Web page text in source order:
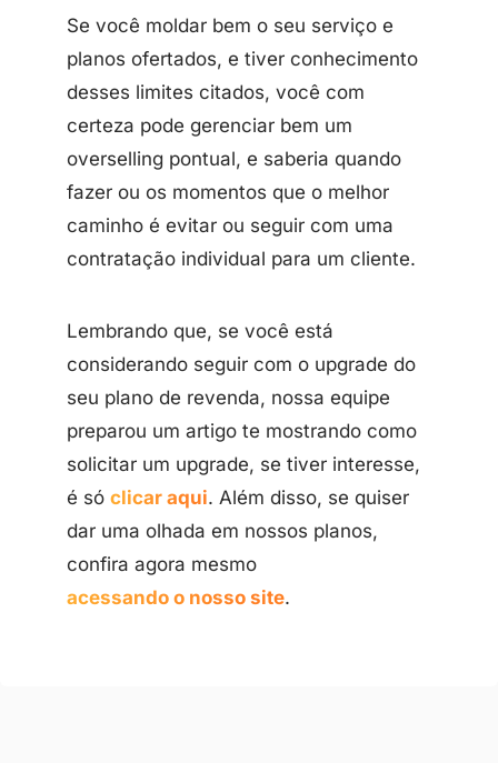
Se você moldar bem o seu serviço e
planos ofertados, e tiver conhecimento
desses limites citados, você com
certeza pode gerenciar bem um
overselling pontual, e saberia quando
fazer ou os momentos que o melhor
caminho é evitar ou seguir com uma
contratação individual para um cliente.
Lembrando que, se você está
considerando seguir com o upgrade do
seu plano de revenda, nossa equipe
preparou um artigo te mostrando como
solicitar um upgrade, se tiver interesse,
é só clicar aqui. Além disso, se quiser
dar uma olhada em nossos planos,
confira agora mesmo
acessando o nosso site.